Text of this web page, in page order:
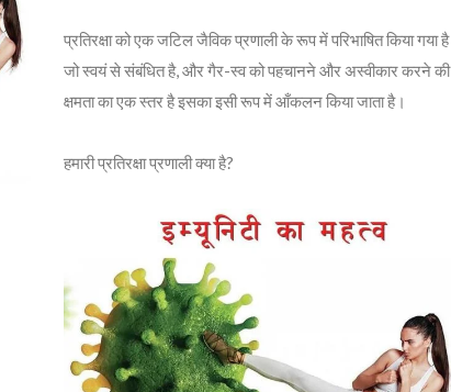
प्रतिरक्षा को एक जटिल जैविक प्रणाली के रूप में परिभाषित किया गया है
जो स्वयं से संबंधित है, और गैर-स्व को पहचानने और अस्वीकार करने की
क्षमता का एक स्तर है इसका इसी रूप में आँकलन किया जाता है।
हमारी प्रतिरक्षा प्रणाली क्या है?